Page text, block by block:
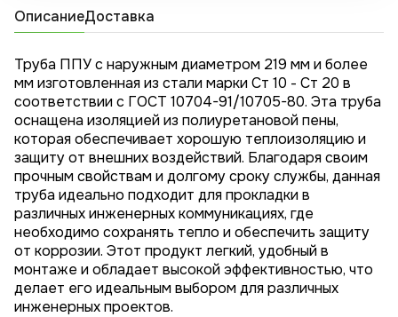
ОписаниеДоставка
Труба ППУ с наружным диаметром 219 мм и более
мм изготовленная из стали марки Ст 10 - Ст 20 в
соответствии с ГОСТ 10704-91/10705-80. Эта труба
оснащена изоляцией из полиуретановой пены,
которая обеспечивает хорошую теплоизоляцию и
защиту от внешних воздействий. Благодаря своим
прочным свойствам и долгому сроку службы, данная
труба идеально подходит для прокладки в
различных инженерных коммуникациях, где
необходимо сохранять тепло и обеспечить защиту
от коррозии. Этот продукт легкий, удобный в
монтаже и обладает высокой эффективностью, что
делает его идеальным выбором для различных
инженерных проектов.